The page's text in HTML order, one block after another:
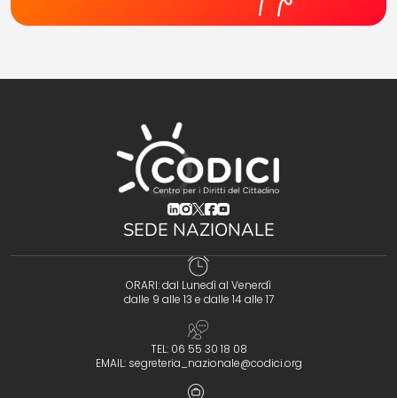
(opens in a new tab)
(opens in a new tab)
(opens in a new tab)
(opens in a new tab)
(opens in a new tab)
SEDE NAZIONALE
ORARI: dal Lunedì al Venerdì
dalle 9 alle 13 e dalle 14 alle 17
TEL: 06 55 30 18 08
EMAIL: segreteria_nazionale@codici.org